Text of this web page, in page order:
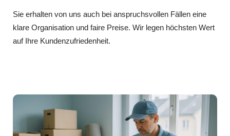
Sie erhalten von uns auch bei anspruchsvollen Fällen eine
klare Organisation und faire Preise. Wir legen höchsten Wert
auf Ihre Kundenzufriedenheit.